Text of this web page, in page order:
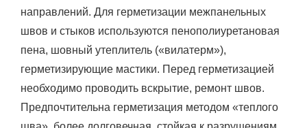
направлений. Для герметизации межпанельных
швов и стыков используются пенополиуретановая
пена, шовный утеплитель («вилатерм»),
герметизирующие мастики. Перед герметизацией
необходимо проводить вскрытие, ремонт швов.
Предпочтительна герметизация методом «теплого